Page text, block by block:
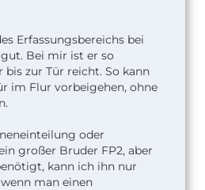
Erfassungsbereichs bei
Bei mir ist er so
bis zur Tür reicht. So kann
im Flur vorbeigehen, ohne
oder
großer Bruder FP2, aber
kann ich ihn nur
man einen